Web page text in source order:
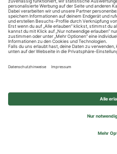
Privatsphäre-
© 2026 REWE